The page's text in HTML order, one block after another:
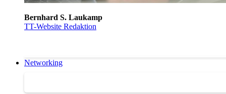
Bernhard S. Laukamp
TT-Website Redaktion
Networking